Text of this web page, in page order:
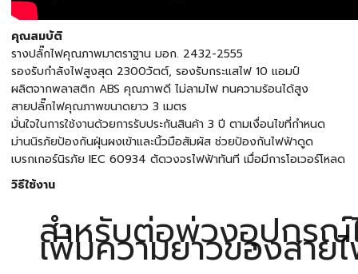
คุณสมบัติ
รางปลั๊กไฟคุณภาพมาตราฐาน มอก. 2432-2555
รองรับกำลังไฟสูงสุด 2300วัตต์, รองรับกระแสไฟ 10 แอมป์
ผลิตจากพลาสติก ABS คุณภาพดี ไม่ลามไฟ ทนความร้อนได้สูง
สายปลั๊กไฟคุณภาพขนาดยาว 3 เมตร
มั่นใจในการใช้งานด้วยการรับประกันสินค้า 3 ปี ตามเงื่อนไขที่กำหนด
ม่านนิรภัยป้องกันฝุ่นผงเข้าและนิ้วมือสัมผัส ช่วยป้องกันไฟฟ้าดูด
เบรกเกอร์นิรภัย IEC 60934 ตัดวงจรไฟฟ้าทันที เมื่อมีการโอเวอร์โหลด
วิธีใช้งาน
สำหรับต่อพ่วงอุปกรณ์
เพิ่มความยาวของสาย